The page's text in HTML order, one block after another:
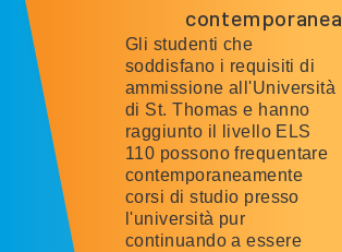
contemporanea
Gli studenti che
soddisfano i requisiti di
ammissione all'Università
di St. Thomas e hanno
raggiunto il livello ELS
110 possono frequentare
contemporaneamente
corsi di studio presso
l'università pur
continuando a essere